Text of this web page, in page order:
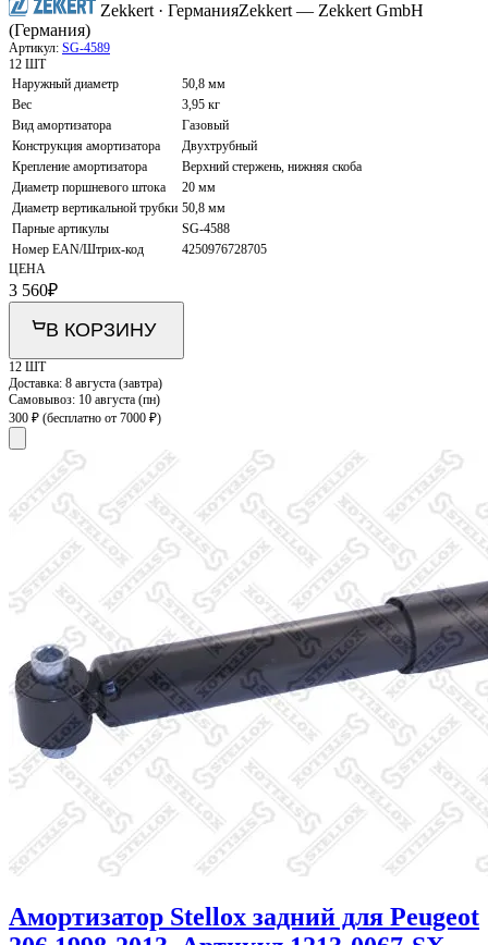
Zekkert · ГерманияZekkert — Zekkert GmbH
(Германия)
Артикул: SG-4589
12 ШТ
Наружный диаметр
50,8 мм
Вес
3,95 кг
Вид амортизатора
Газовый
Конструкция амортизатора
Двухтрубный
Крепление амортизатора
Верхний стержень, нижняя скоба
Диаметр поршневого штока
20 мм
Диаметр вертикальной трубки 50,8 мм
Парные артикулы
SG-4588
Номер EAN/Штрих-код
4250976728705
ЦЕНА
3 560₽
В КОРЗИНУ
12 ШТ
Доставка: 8 августа (завтра)
Самовывоз: 10 августа (пн)
300 ₽ (бесплатно от 7000 ₽)
Амортизатор Stellox задний для Peugeot